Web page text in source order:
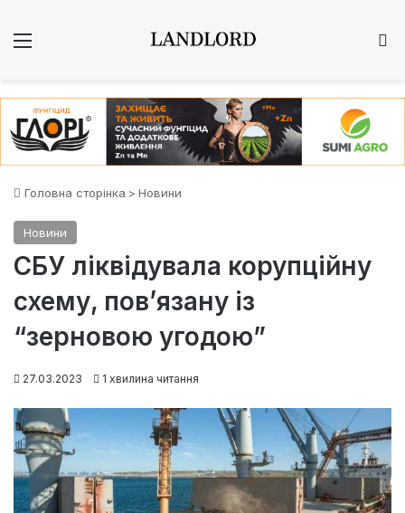
Головна сторінка > Новини
Новини
СБУ ліквідувала корупційну
схему, пов’язану із
“зерновою угодою”
27.03.2023 1 хвилина читання